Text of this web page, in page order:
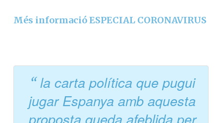
Més informació ESPECIAL CORONAVIRUS
la carta política que pugui
jugar Espanya amb aquesta
proposta queda afeblida per